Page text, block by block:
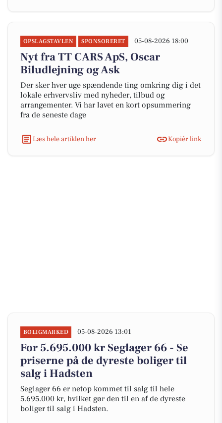
OPSLAGSTAVLEN SPONSORERET 05-08-2026 18:00
Nyt fra TT CARS ApS, Oscar
Biludlejning og Ask
Der sker hver uge spændende ting omkring dig i det
lokale erhvervsliv med nyheder, tilbud og
arrangementer. Vi har lavet en kort opsummering
fra de seneste dage
Læs hele artiklen her Kopiér link
BOLIGMARKED 05-08-2026 13:01
For 5.695.000 kr Seglager 66 - Se
priserne på de dyreste boliger til
salg i Hadsten
Seglager 66 er netop kommet til salg til hele
5.695.000 kr, hvilket gør den til en af de dyreste
boliger til salg i Hadsten.